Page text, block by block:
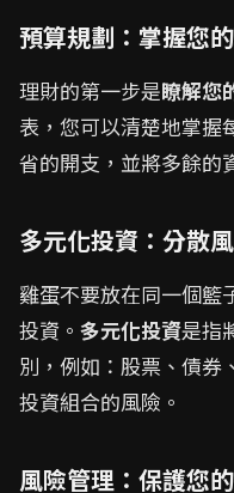
預算規劃：掌握您
理財的第一步是瞭解您
表，您可以清楚地掌握
省的開支，並將多餘的
多元化投資：分散
雞蛋不要放在同一個籃
投資。 多元化投資是指
別，例如：股票、債券
投資組合的風險。
風險管理：保護您